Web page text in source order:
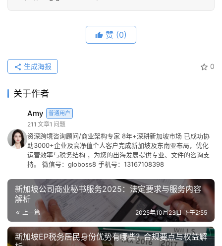
赞 (0)
0
生成海报
关于作者
Amy 普通用户
211 文章1 问题
资深跨境咨询顾问/商业架构专家 8年+深耕新加坡市场 已成功协
助3000+企业及高净值个人客户完成新加坡及东南亚布局，优化
运营效率与税务结构 ，为您的出海发展提供专业、文件的咨询支
持。 微信号：globoss8 手机号：13167108398
新加坡公司商业秘书服务2025：法定要求与服务内容
解析
上一篇 2025年10月23日 下午2:55
新加坡EP税务居民身份优势有哪些？合规要点与权益解